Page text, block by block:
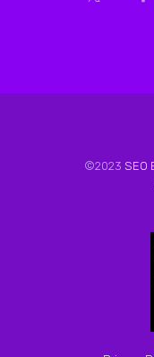
©2023 SEO